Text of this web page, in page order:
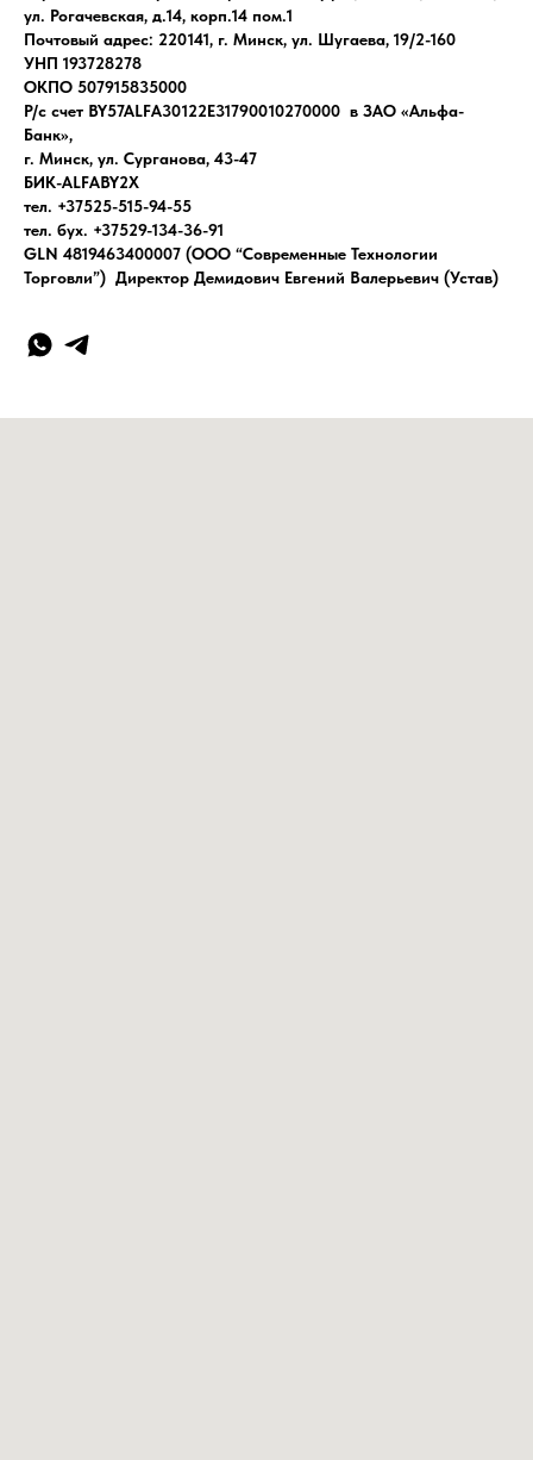
ул. Рогачевская, д.14, корп.14 пом.1
Почтовый адрес: 220141, г. Минск, ул. Шугаева, 19/2-160
УНП 193728278
ОКПО 507915835000
Р/с счет BY57ALFA30122E31790010270000 в ЗАО «Альфа-
Банк»,
г. Минск, ул. Сурганова, 43-47
БИК-ALFABY2X
тел. +37525-515-94-55
тел. бух. +37529-134-36-91
GLN 4819463400007 (ООО “Современные Технологии
Торговли”) Директор Демидович Евгений Валерьевич (Устав)